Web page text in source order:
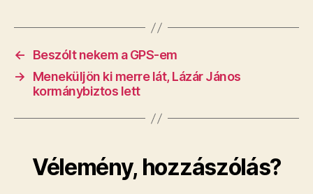
←
Beszólt nekem a GPS-em
→
Meneküljön ki merre lát, Lázár János
kormánybiztos lett
Vélemény, hozzászólás?